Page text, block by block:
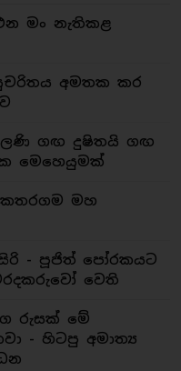
මං නැතිකළ
අමතක කර
ගඟ දුෂිතයි ගඟ
මෙහෙයුමක්
මහ
- පූජිත් පෝරකයට
වෙති
රුසක් මේ
- හිටපු අමාත්‍ය